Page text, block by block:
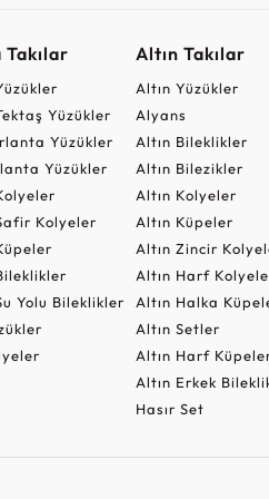
Takılar
Yüzükler
Yüzükler
Yüzükler
Kolyeler
Yolu Bileklikler
Altın Takılar
Altın Yüzükler
Alyans
Altın Bileklikler
Altın Bilezikler
Altın Kolyeler
Altın Küpeler
Altın Zincir
Altın Harf
Altın Halka
Altın Setler
Altın Harf
Altın Erkek
Hasır Set